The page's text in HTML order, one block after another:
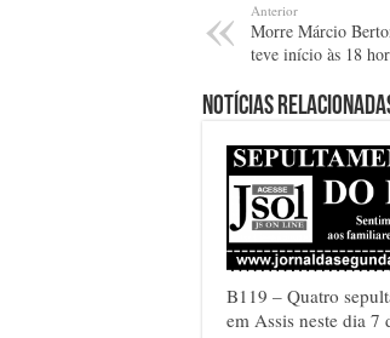
Anterior
Morre Márcio
teve início às 18
Notícias
B119 – Quatro
em Assis neste dia 7